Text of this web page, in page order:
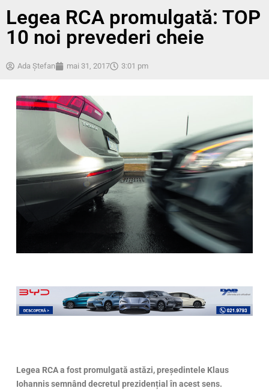
Legea RCA promulgată: TOP
10 noi prevederi cheie
Ada Ştefan mai 31, 2017 3:01 pm
Legea RCA a fost promulgată astăzi, președintele Klaus
Iohannis semnând decretul prezidențial în acest sens.